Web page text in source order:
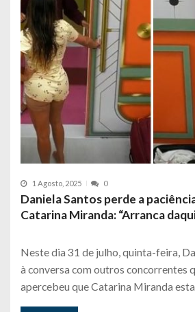
1 Agosto, 2025 0
Daniela Santos perde a
Catarina Miranda: “Arranca
Neste dia 31 de julho, quinta-feira,
à conversa com outros concorrentes
apercebeu que Catarina Miranda